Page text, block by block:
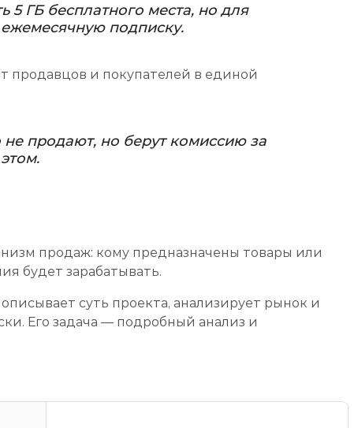
ГБ бесплатного места, но для
подписку.
продавцов и покупателей в единой
продают, но берут комиссию за
продаж: кому предназначены товары или
будет зарабатывать.
суть проекта, анализирует рынок и
Его задача — подробный анализ и